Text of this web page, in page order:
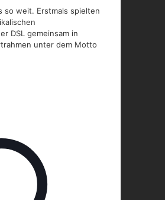
so weit. Erstmals spielten
DSL gemeinsam in
unter dem Motto